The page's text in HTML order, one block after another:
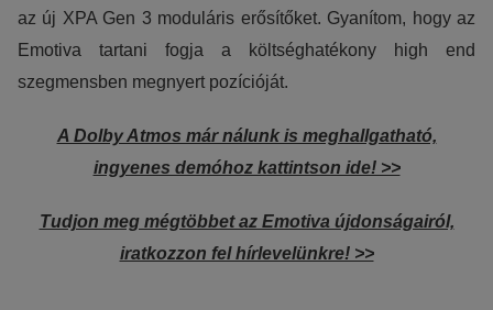
az új XPA Gen 3 moduláris erősítőket. Gyanítom, hogy az
Emotiva tartani fogja a költséghatékony high end
szegmensben megnyert pozícióját.
A Dolby Atmos már nálunk is meghallgatható,
ingyenes demóhoz kattintson ide! >>
Tudjon meg mégtöbbet az Emotiva újdonságairól,
iratkozzon fel hírlevelünkre! >>